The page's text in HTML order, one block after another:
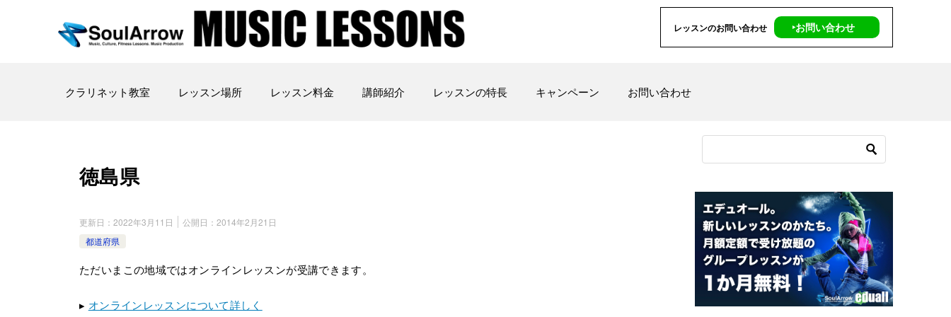
レッスンのお問い合わせ ‣お問い合わせ
クラリネット教室 レッスン場所 レッスン料金 講師紹介 レッスンの特長 キャンペーン お問い合わせ
徳島県
更新日： 2022年3月11日 公開日： 2014年2月21日
都道府県
ただいまこの地域ではオンラインレッスンが受講できます。
▸ オンラインレッスンについて詳しく